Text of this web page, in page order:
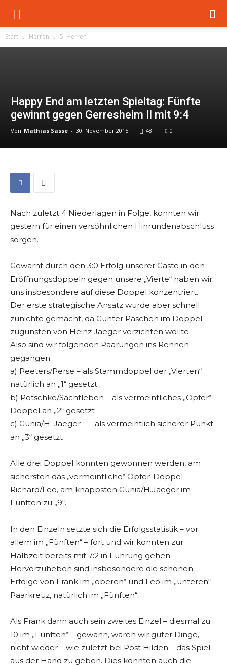
Start Herren 5. Herren
Happy End am letzten Spieltag: Fünfte
gewinnt gegen Gerresheim II mit 9:4
Von Mathias Sasse - 30. November 2015 48 0
Nach zuletzt 4 Niederlagen in Folge, konnten wir
gestern für einen versöhnlichen Hinrundenabschluss
sorgen.
Gewarnt durch den 3:0 Erfolg unserer Gäste in den
Eröffnungsdoppeln gegen unsere „Vierte“ haben wir
uns insbesondere auf diese Doppel konzentriert.
Der erste strategische Ansatz wurde aber schnell
zunichte gemacht, da Günter Paschen im Doppel
zugunsten von Heinz Jaeger verzichten wollte.
Also sind wir folgenden Paarungen ins Rennen
gegangen:
a) Peeters/Perse – als Stammdoppel der „Vierten“
natürlich an „1“ gesetzt
b) Pötschke/Sachtleben – als vermeintliches „Opfer“-
Doppel an „2“ gesetzt
c) Gunia/H. Jaeger – – als vermeintlich sicherer Punkt
an „3“ gesetzt
Alle drei Doppel konnten gewonnen werden, am
sichersten das „vermeintliche“ Opfer-Doppel
Richard/Leo, am knappsten Gunia/H.Jaeger im
Fünften zu „9“.
In den Einzeln setzte sich die Erfolgsstatistik – vor
allem im „Fünften“ – fort und wir konnten zur
Halbzeit bereits mit 7:2 in Führung gehen.
Hervorzuheben sind insbesondere die schönen
Erfolge von Frank im „oberen“ und Leo im „unteren“
Paarkreuz, natürlich im „Fünften“.
Als Frank dann auch sein zweites Einzel – diesmal zu
10 im „Fünften“ – gewann, waren wir guter Dinge,
nicht wieder – wie zuletzt bei Post Hilden – das Spiel
aus der Hand zu geben. Dies konnten auch die